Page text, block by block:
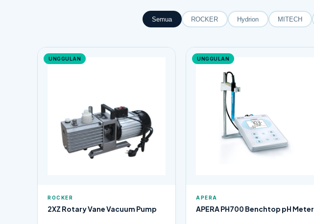
Semua ROCKER Hydrion MITECH
UNGGULAN
ROCKER
2XZ Rotary Vane Vacuum Pump
UNGGULAN
APERA
APERA PH700 Benchtop pH Meter